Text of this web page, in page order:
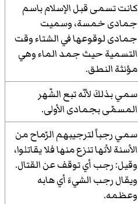
كانت تسمى قبل الإسلام باسم
جمادى خمسة، وسميت
جمادى لوقوعها في الشتاء وقت
التسمية حيث جمد الماء وهي
مؤنثة النطق.
سمي بذلكَ لأنّه تبع الشّهر
المسمّى بجمادى الأولى.
سمي رجباً لترجيبهم الرّماح من
الأسنة لأنها تنزع منها فلا يقاتلوا،
وقيل: رجب أي توقف عن القتال.
ويقال رجب الشيءَ أي هابه
وعظمه.